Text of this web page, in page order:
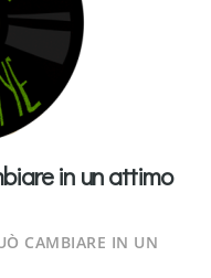
in un attimo
CAMBIARE IN UN